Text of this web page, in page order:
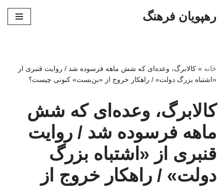
رهپویان فرهنگ
خانه » کالابرگ، وعده‌ای که شش ماهه فرسوده شد / روایت قنبری از
«اشتباه بزرگ دولت» / راهکار خروج از «بن‌بست» کنونی چیست؟
کالابرگ، وعده‌ای که شش
ماهه فرسوده شد / روایت
قنبری از «اشتباه بزرگ
دولت» / راهکار خروج از